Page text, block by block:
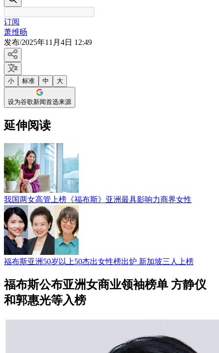
订阅
萧维旸
发布/2025年11月4日 12:49
小 标准 中 大
设为谷歌新闻首选来源
延伸阅读
我国两女高管上榜《福布斯》亚洲最具影响力商界女性
福布斯亚洲50岁以上50杰出女性榜出炉 新加坡三人上榜
福布斯公布亚洲女商业领袖榜单 方静仪
和郭惠光等入榜